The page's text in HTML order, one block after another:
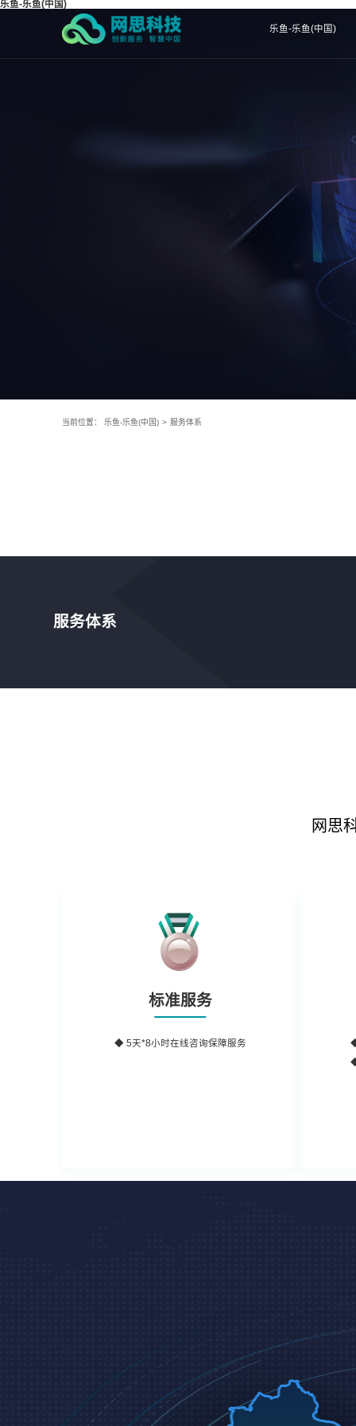
乐鱼-乐鱼(中国)
乐鱼-乐鱼(中国)
当前位置： 乐鱼-乐鱼(中国) > 服务体系
服务体系
网思
标准服务
◆ 5天*8小时在线咨询保障服务